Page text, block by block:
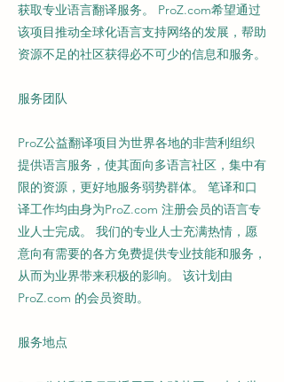
获取专业语言翻译服务。 ProZ.com希望通过
该项目推动全球化语言支持网络的发展，帮助
资源不足的社区获得必不可少的信息和服务。​
服务团队
ProZ公益翻译项目为世界各地的非营利组织
提供语言服务，使其面向多语言社区，集中有
限的资源，更好地服务弱势群体。 笔译和口
译工作均由身为ProZ.com 注册会员的语言专
业人士完成。 我们的专业人士充满热情，愿
意向有需要的各方免费提供专业技能和服务，
从而为业界带来积极的影响。 该计划由
ProZ.com 的会员资助。​
服务地点